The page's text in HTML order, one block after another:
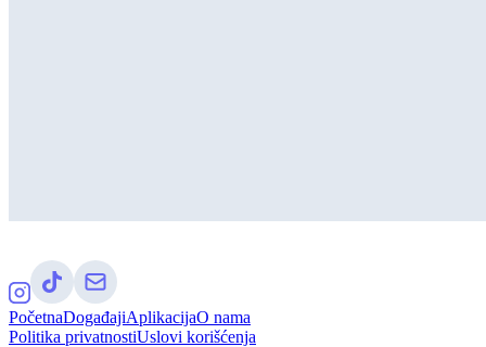
PočetnaDogađajiAplikacijaO nama
Politika privatnostiUslovi korišćenja